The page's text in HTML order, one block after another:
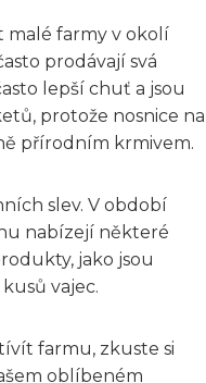
malé farmy v okolí
prodávají svá
lepší chuť a jsou
protože nosnice na
přírodním krmivem.
slev. V období
nabízejí některé
jako jsou
vajec.
farmu, zkuste si
oblíbeném